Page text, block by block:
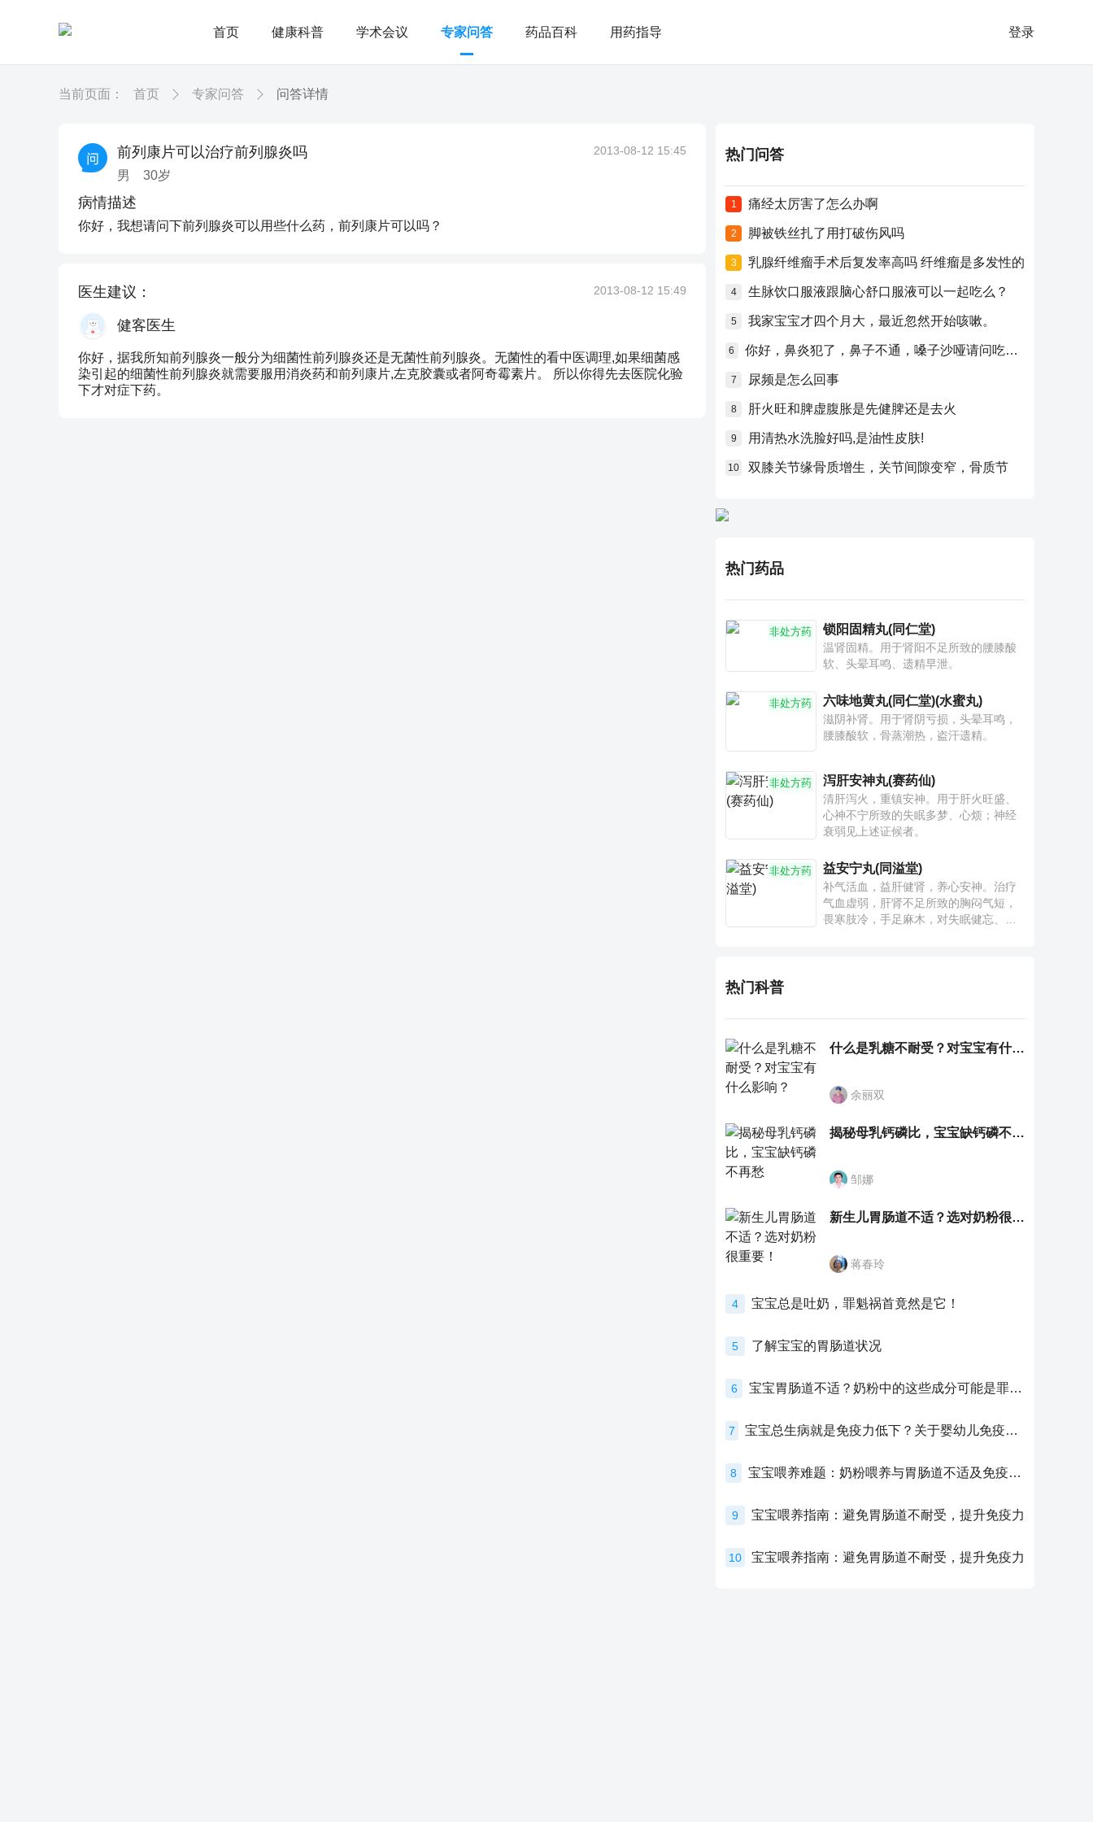
首页 健康科普 学术会议 专家问答 药品百科 用药指导 登录
当前页面： 首页 专家问答 问答详情
前列康片可以治疗前列腺炎吗
男 30岁
2013-08-12 15:45
病情描述
你好，我想请问下前列腺炎可以用些什么药，前列康片可以吗？
医生建议： 2013-08-12 15:49
健客医生
你好，据我所知前列腺炎一般分为细菌性前列腺炎还是无菌性前列腺炎。无菌性的看中医调理,如果细菌感
染引起的细菌性前列腺炎就需要服用消炎药和前列康片,左克胶囊或者阿奇霉素片。 所以你得先去医院化验
下才对症下药。
热门问答
1 痛经太厉害了怎么办啊
2 脚被铁丝扎了用打破伤风吗
3 乳腺纤维瘤手术后复发率高吗 纤维瘤是多发性的
4 生脉饮口服液跟脑心舒口服液可以一起吃么？
5 我家宝宝才四个月大，最近忽然开始咳嗽。
6 你好，鼻炎犯了，鼻子不通，嗓子沙哑请问吃什么药比较好？
7 尿频是怎么回事
8 肝火旺和脾虚腹胀是先健脾还是去火
9 用清热水洗脸好吗,是油性皮肤!
10 双膝关节缘骨质增生，关节间隙变窄，骨质节
热门药品
非处方药 锁阳固精丸(同仁堂)
温肾固精。用于肾阳不足所致的腰膝酸
软、头晕耳鸣、遗精早泄。
非处方药 六味地黄丸(同仁堂)(水蜜丸)
滋阴补肾。用于肾阴亏损，头晕耳鸣，
腰膝酸软，骨蒸潮热，盗汗遗精。
非处方药 泻肝安神丸(赛药仙)
清肝泻火，重镇安神。用于肝火旺盛、
心神不宁所致的失眠多梦、心烦；神经
衰弱见上述证候者。
非处方药 益安宁丸(同溢堂)
补气活血，益肝健肾，养心安神。治疗
气血虚弱，肝肾不足所致的胸闷气短，
畏寒肢冷，手足麻木，对失眠健忘、神
热门科普
什么是乳糖不耐受？对宝宝有什么影响？
余丽双
揭秘母乳钙磷比，宝宝缺钙磷不再愁
邹娜
新生儿胃肠道不适？选对奶粉很重要！
蒋春玲
4 宝宝总是吐奶，罪魁祸首竟然是它！
5 了解宝宝的胃肠道状况
6 宝宝胃肠道不适？奶粉中的这些成分可能是罪魁祸首！
7 宝宝总生病就是免疫力低下？关于婴幼儿免疫力的真相，家长必须了解！
8 宝宝喂养难题：奶粉喂养与胃肠道不适及免疫力提升的奥秘
9 宝宝喂养指南：避免胃肠道不耐受，提升免疫力
10 宝宝喂养指南：避免胃肠道不耐受，提升免疫力